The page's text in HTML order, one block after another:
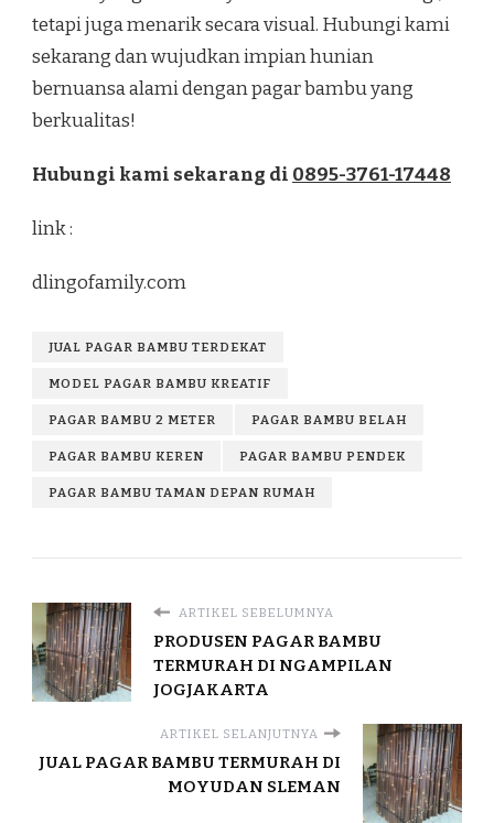
tetapi juga menarik secara visual. Hubungi kami
sekarang dan wujudkan impian hunian
bernuansa alami dengan pagar bambu yang
berkualitas!
Hubungi kami sekarang di 0895-3761-17448
link :
dlingofamily.com
JUAL PAGAR BAMBU TERDEKAT
MODEL PAGAR BAMBU KREATIF
PAGAR BAMBU 2 METER PAGAR BAMBU BELAH
PAGAR BAMBU KEREN PAGAR BAMBU PENDEK
PAGAR BAMBU TAMAN DEPAN RUMAH
ARTIKEL SEBELUMNYA
PRODUSEN PAGAR BAMBU
TERMURAH DI NGAMPILAN
JOGJAKARTA
ARTIKEL SELANJUTNYA
JUAL PAGAR BAMBU TERMURAH DI
MOYUDAN SLEMAN